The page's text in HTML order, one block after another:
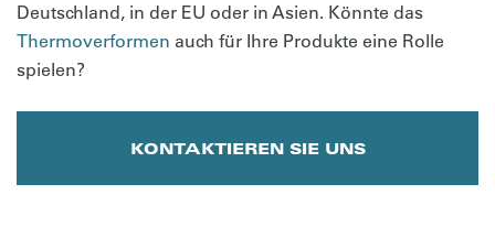
Deutschland, in der EU oder in Asien. Könnte das
Thermoverformen auch für Ihre Produkte eine Rolle
spielen?
KONTAKTIEREN SIE UNS